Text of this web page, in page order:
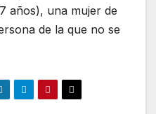
años), una mujer de
de la que no se